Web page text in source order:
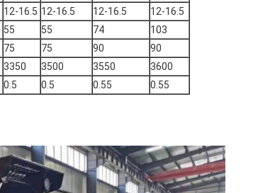
12-16.5 12-16.5 12-16.5
12-16.5
55 55 74
103
75 75 90
90
3350 3500 3550
3600
0.5 0.5 0.55 0.55